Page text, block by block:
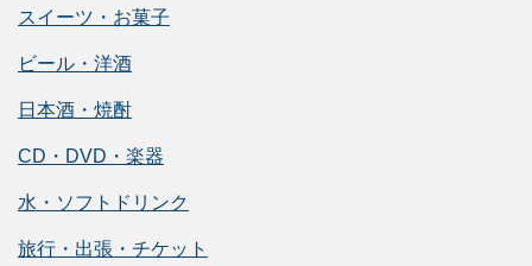
スイーツ・お菓子
ビール・洋酒
日本酒・焼酎
CD・DVD・楽器
水・ソフトドリンク
旅行・出張・チケット